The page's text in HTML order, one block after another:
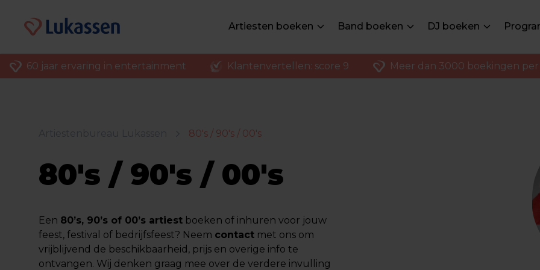
Artiesten boeken Band boeken DJ boeken
60 jaar ervaring in entertainment Klantenvertellen: score 9 Meer dan 3000 boekingen per
80's / 90's / 00's
80's / 90's / 00's
Een 80’s, 90’s of 00’s artiest boeken of inhuren voor jouw
feest, festival of bedrijfsfeest? Neem contact met ons om
vrijblijvend de beschikbaarheid, prijs en overige info te
ontvangen. Wij denken graag mee over de verdere invulling